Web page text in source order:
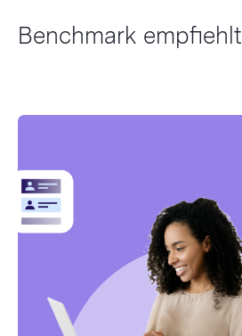
Benchmark empfiehlt